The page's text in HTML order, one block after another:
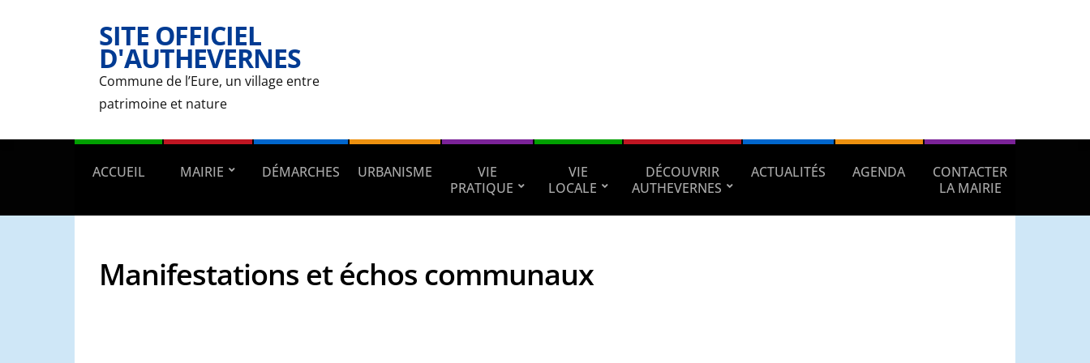
SITE OFFICIEL
D'AUTHEVERNES
Commune de l’Eure, un village entre
patrimoine et nature
ACCUEIL MAIRIE DÉMARCHES URBANISME
VIE
PRATIQUE
VIE
LOCALE
DÉCOUVRIR
AUTHEVERNES
ACTUALITÉS AGENDA
CONTACTER
LA MAIRIE
Manifestations et échos communaux